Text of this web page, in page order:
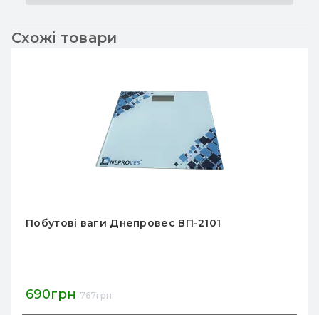
Схожі товари
Побутові ваги Днепровес I-500
1 041грн 1 157грн